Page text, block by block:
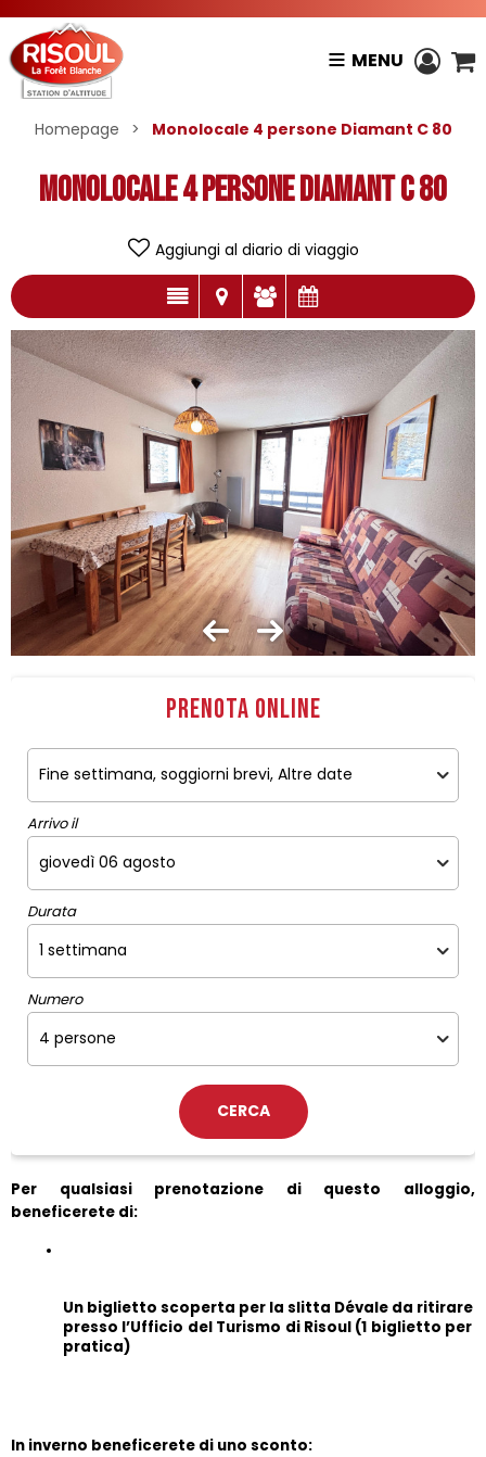
MENU
Homepage > Monolocale 4 persone Diamant C 80
Monolocale 4 persone Diamant C 80
Aggiungi al diario di viaggio
Prenota online
Arrivo il
Durata
Numero
Per qualsiasi prenotazione di questo alloggio,
beneficerete di:
Un biglietto scoperta per la slitta Dévale da ritirare
presso l’Ufficio del Turismo di Risoul (1 biglietto per
pratica)
In inverno beneficerete di uno sconto: